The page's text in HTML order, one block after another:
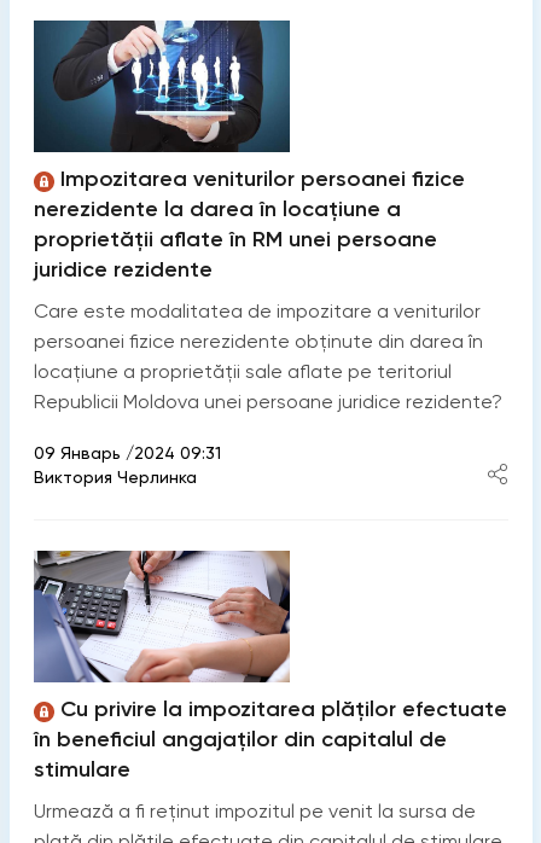
Impozitarea veniturilor persoanei fizice
nerezidente la darea în locațiune a
proprietății aflate în RM unei persoane
juridice rezidente
Care este modalitatea de impozitare a veniturilor
persoanei fizice nerezidente obținute din darea în
locațiune a proprietății sale aflate pe teritoriul
Republicii Moldova unei persoane juridice rezidente?
09 Январь /2024 09:31
Виктория Черлинка
Cu privire la impozitarea plăților efectuate
în beneficiul angajaților din capitalul de
stimulare
Urmează a fi reținut impozitul pe venit la sursa de